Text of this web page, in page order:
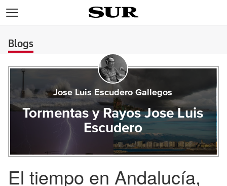
Blogs
Jose Luis Escudero Gallegos
Tormentas y Rayos Jose Luis
Escudero
El tiempo en Andalucía,